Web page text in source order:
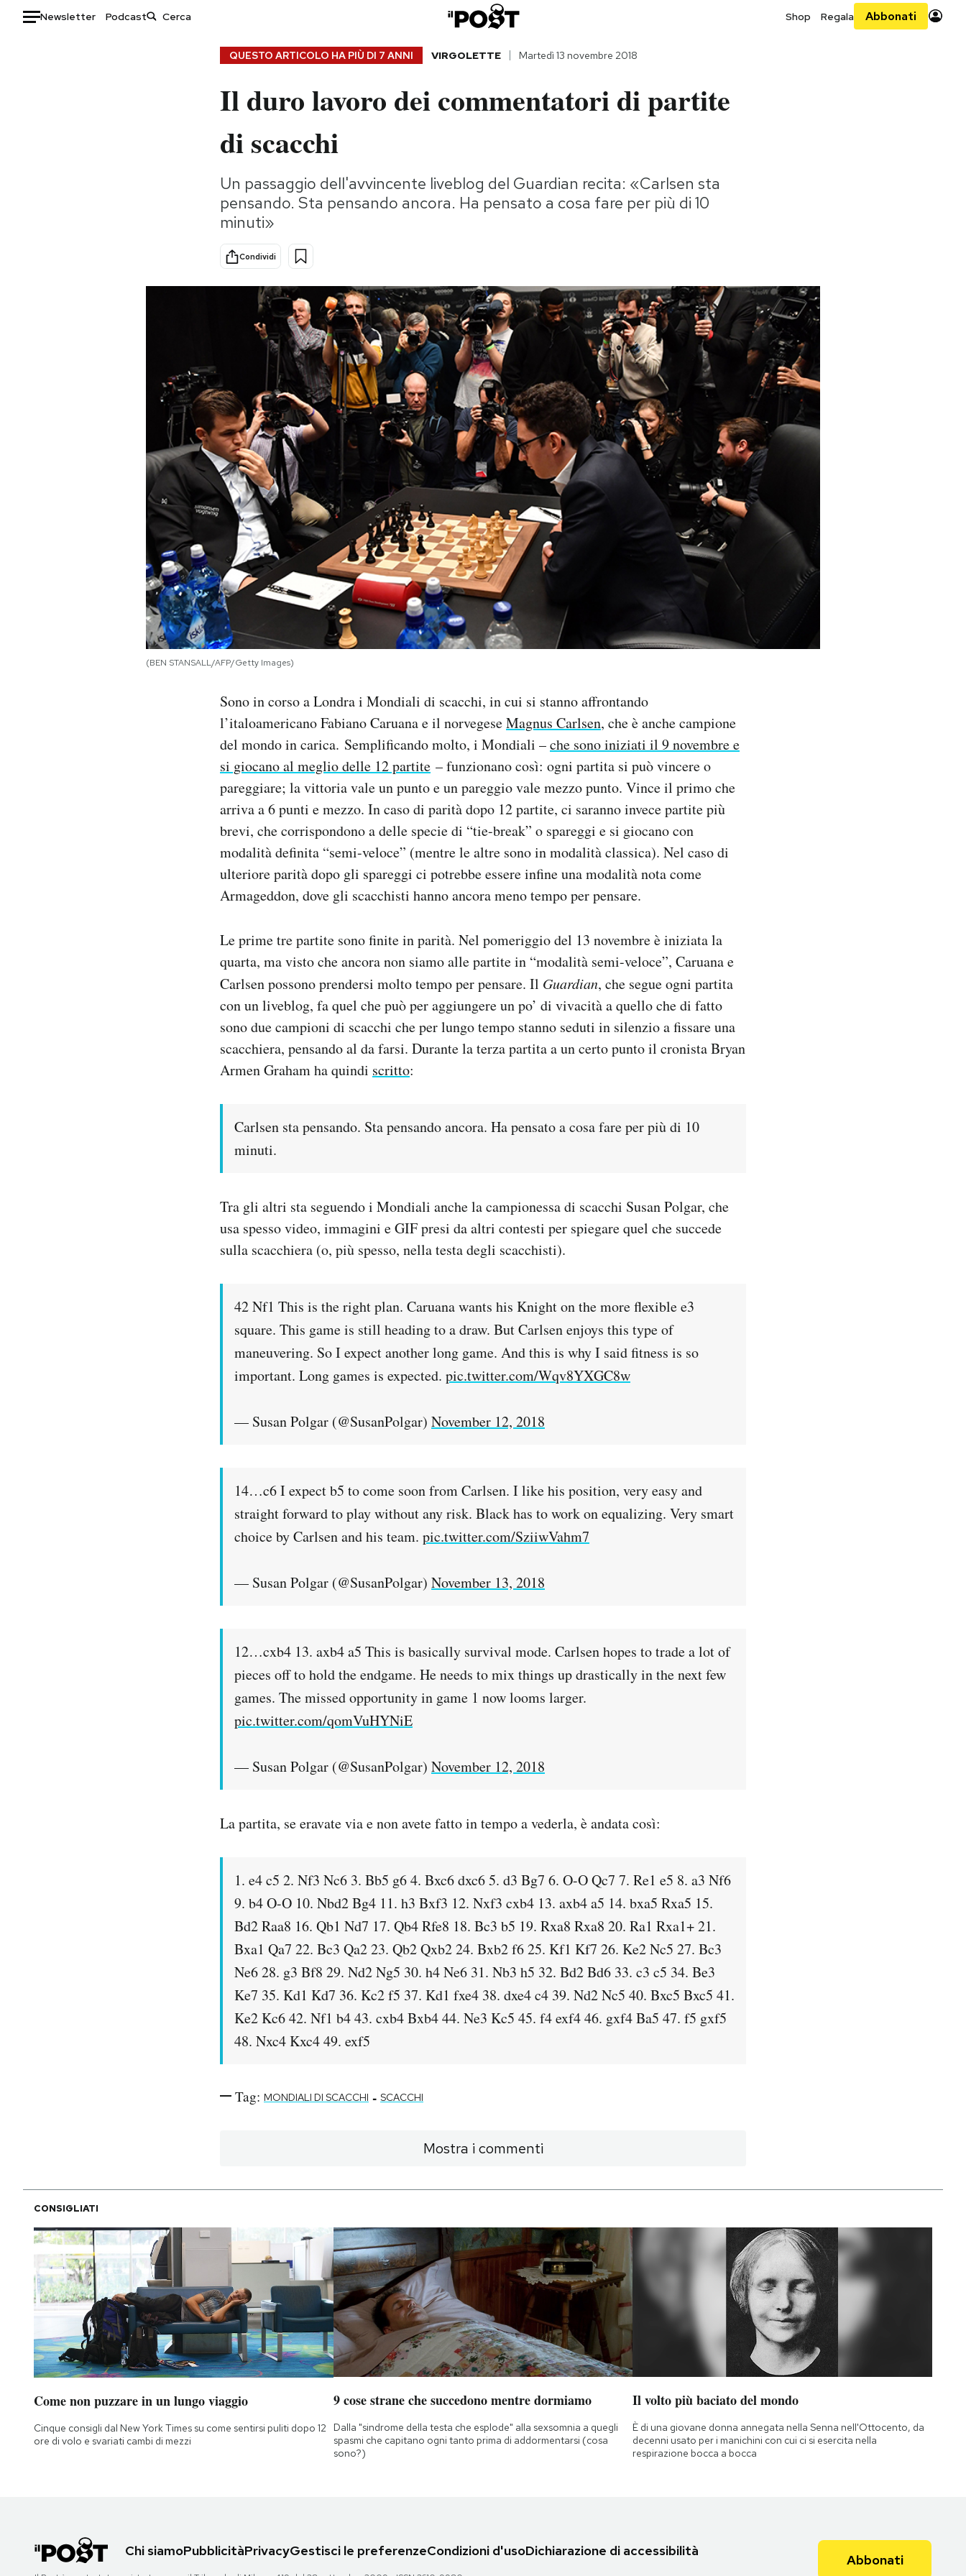
Newsletter Podcast Shop Regala Abbonati
Storie/Idee
Ok Boomer!
Altrecose
Mondiali calcio 2026
AREA PERSONALE
QUESTO ARTICOLO HA PIÙ DI 7 ANNI VIRGOLETTE Martedì 13 novembre 2018
Il duro lavoro dei commentatori di partite
di scacchi
Un passaggio dell'avvincente liveblog del Guardian recita: «Carlsen sta
pensando. Sta pensando ancora. Ha pensato a cosa fare per più di 10
minuti»
Condividi
(BEN STANSALL/AFP/Getty Images)
Sono in corso a Londra i Mondiali di scacchi, in cui si stanno affrontando
l’italoamericano Fabiano Caruana e il norvegeseMagnus Carlsen, che è anche campione
del mondo in carica. Semplificando molto, i Mondiali –che sono iniziati il 9 novembre e
si giocano al meglio delle 12 partite – funzionano così: ogni partita si può vincere o
pareggiare; la vittoria vale un punto e un pareggio vale mezzo punto. Vince il primo che
arriva a 6 punti e mezzo. In caso di parità dopo 12 partite, ci saranno invece partite più
brevi, che corrispondono a delle specie di “tie-break” o spareggi e si giocano con
modalità definita “semi-veloce” (mentre le altre sono in modalità classica). Nel caso di
ulteriore parità dopo gli spareggi ci potrebbe essere infine una modalità nota come
Armageddon, dove gli scacchisti hanno ancora meno tempo per pensare.
Le prime tre partite sono finite in parità. Nel pomeriggio del 13 novembre è iniziata la
quarta, ma visto che ancora non siamo alle partite in “modalità semi-veloce”, Caruana e
Carlsen possono prendersi molto tempo per pensare. Il Guardian, che segue ogni partita
con un liveblog, fa quel che può per aggiungere un po’ di vivacità a quello che di fatto
sono due campioni di scacchi che per lungo tempo stanno seduti in silenzio a fissare una
scacchiera, pensando al da farsi. Durante la terza partita a un certo punto il cronista Bryan
Armen Graham ha quindi scritto:
Carlsen sta pensando. Sta pensando ancora. Ha pensato a cosa fare per più di 10
minuti.
Tra gli altri sta seguendo i Mondiali anche la campionessa di scacchi Susan Polgar, che
usa spesso video, immagini e GIF presi da altri contesti per spiegare quel che succede
sulla scacchiera (o, più spesso, nella testa degli scacchisti).
42 Nf1 This is the right plan. Caruana wants his Knight on the more flexible e3
square. This game is still heading to a draw. But Carlsen enjoys this type of
maneuvering. So I expect another long game. And this is why I said fitness is so
important. Long games is expected. pic.twitter.com/Wqv8YXGC8w
— Susan Polgar (@SusanPolgar) November 12, 2018
14…c6 I expect b5 to come soon from Carlsen. I like his position, very easy and
straight forward to play without any risk. Black has to work on equalizing. Very smart
choice by Carlsen and his team. pic.twitter.com/SziiwVahm7
— Susan Polgar (@SusanPolgar) November 13, 2018
12…cxb4 13. axb4 a5 This is basically survival mode. Carlsen hopes to trade a lot of
pieces off to hold the endgame. He needs to mix things up drastically in the next few
games. The missed opportunity in game 1 now looms larger.
pic.twitter.com/qomVuHYNiE
— Susan Polgar (@SusanPolgar) November 12, 2018
La partita, se eravate via e non avete fatto in tempo a vederla, è andata così:
1. e4 c5 2. Nf3 Nc6 3. Bb5 g6 4. Bxc6 dxc6 5. d3 Bg7 6. O-O Qc7 7. Re1 e5 8. a3 Nf6
9. b4 O-O 10. Nbd2 Bg4 11. h3 Bxf3 12. Nxf3 cxb4 13. axb4 a5 14. bxa5 Rxa5 15.
Bd2 Raa8 16. Qb1 Nd7 17. Qb4 Rfe8 18. Bc3 b5 19. Rxa8 Rxa8 20. Ra1 Rxa1+ 21.
Bxa1 Qa7 22. Bc3 Qa2 23. Qb2 Qxb2 24. Bxb2 f6 25. Kf1 Kf7 26. Ke2 Nc5 27. Bc3
Ne6 28. g3 Bf8 29. Nd2 Ng5 30. h4 Ne6 31. Nb3 h5 32. Bd2 Bd6 33. c3 c5 34. Be3
Ke7 35. Kd1 Kd7 36. Kc2 f5 37. Kd1 fxe4 38. dxe4 c4 39. Nd2 Nc5 40. Bxc5 Bxc5 41.
Ke2 Kc6 42. Nf1 b4 43. cxb4 Bxb4 44. Ne3 Kc5 45. f4 exf4 46. gxf4 Ba5 47. f5 gxf5
48. Nxc4 Kxc4 49. exf5
Tag: MONDIALI DI SCACCHI - SCACCHI
Mostra i commenti
CONSIGLIATI
Come non puzzare in un lungo viaggio
Cinque consigli dal New York Times su come sentirsi puliti dopo 12
ore di volo e svariati cambi di mezzi
9 cose strane che succedono mentre dormiamo
Dalla "sindrome della testa che esplode" alla sexsomnia a quegli
spasmi che capitano ogni tanto prima di addormentarsi (cosa
sono?)
Il volto più baciato del mondo
È di una giovane donna annegata nella Senna nell'Ottocento, da
decenni usato per i manichini con cui ci si esercita nella
respirazione bocca a bocca
Chi siamoPubblicitàPrivacyGestisci le preferenzeCondizioni d'usoDichiarazione di accessibilità
Abbonati